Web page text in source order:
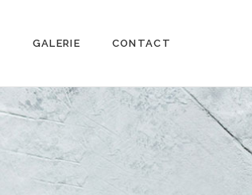
GALERIE CONTACT